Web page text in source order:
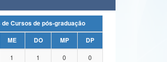
de Cursos de pós-graduação
ME DO MP
DP
1 1 0 0